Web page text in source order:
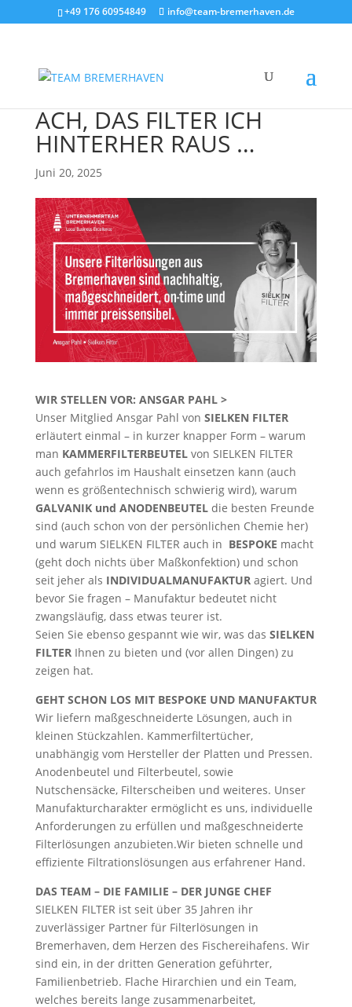
+49 176 60954849 info@team-bremerhaven.de
ACH, DAS FILTER ICH
HINTERHER RAUS …
Juni 20, 2025
WIR STELLEN VOR: ANSGAR PAHL >
Unser Mitglied Ansgar Pahl von SIELKEN FILTER
erläutert einmal – in kurzer knapper Form – warum
man KAMMERFILTERBEUTEL von SIELKEN FILTER
auch gefahrlos im Haushalt einsetzen kann (auch
wenn es größentechnisch schwierig wird), warum
GALVANIK und ANODENBEUTELdie besten Freunde
sind (auch schon von der persönlichen Chemie her)
und warum SIELKEN FILTER auch in BESPOKE macht
(geht doch nichts über Maßkonfektion) und schon
seit jeher als INDIVIDUALMANUFAKTUR agiert. Und
bevor Sie fragen – Manufaktur bedeutet nicht
zwangsläufig, dass etwas teurer ist.
Seien Sie ebenso gespannt wie wir, was das SIELKEN
FILTER Ihnen zu bieten und (vor allen Dingen) zu
zeigen hat.
GEHT SCHON LOS MIT BESPOKE UND MANUFAKTUR
Wir liefern maßgeschneiderte Lösungen, auch in
kleinen Stückzahlen. Kammerfiltertücher,
unabhängig vom Hersteller der Platten und Pressen.
Anodenbeutel und Filterbeutel, sowie
Nutschensäcke, Filterscheiben und weiteres. Unser
Manufakturcharakter ermöglicht es uns, individuelle
Anforderungen zu erfüllen und maßgeschneiderte
Filterlösungen anzubieten.Wir bieten schnelle und
effiziente Filtrationslösungen aus erfahrener Hand.
DAS TEAM – DIE FAMILIE – DER JUNGE CHEF
SIELKEN FILTER ist seit über 35 Jahren ihr
zuverlässiger Partner für Filterlösungen in
Bremerhaven, dem Herzen des Fischereihafens. Wir
sind ein, in der dritten Generation geführter,
Familienbetrieb. Flache Hirarchien und ein Team,
welches bereits lange zusammenarbeitet,